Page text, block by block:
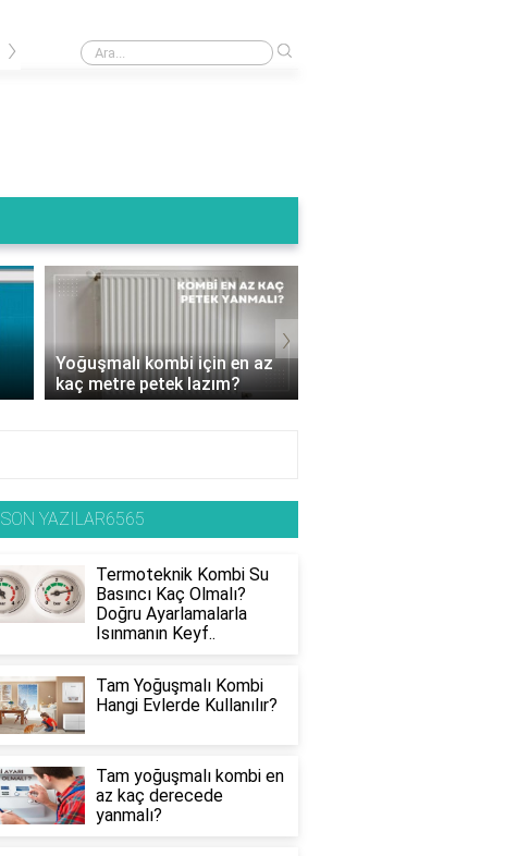
Kombi baca ucu kuşluk ne ise yarar?
›
Yoğuşmalı kombi için en az
kaç metre petek lazım?
›
SON YAZILAR6565
Termoteknik Kombi Su
Basıncı Kaç Olmalı?
Doğru Ayarlamalarla
Isınmanın Keyf..
Tam Yoğuşmalı Kombi
Hangi Evlerde Kullanılır?
Tam yoğuşmalı kombi en
az kaç derecede
yanmalı?